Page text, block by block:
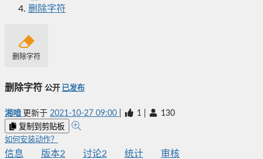
删除字符
删除字符
删除字符 公开 已发布
湘喑 更新于 2021-10-27 09:00 1 130
复制到剪贴板
如何安装动作？
信息 版本2 讨论2 统计
审核